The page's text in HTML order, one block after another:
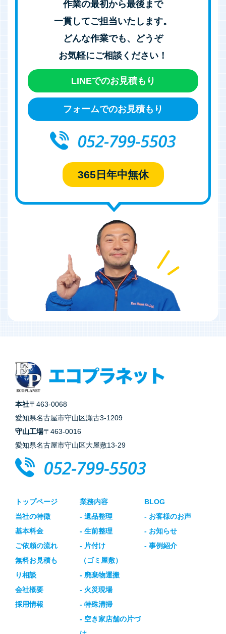
作業の最初から最後まで
一貫してご担当いたします。
どんな作業でも、どうぞ
お気軽にご相談ください！
LINEでのお見積もり
フォームでのお見積もり
365日年中無休
本社〒463-0068
愛知県名古屋市守山区瀬古3-1209
守山工場〒463-0016
愛知県名古屋市守山区大屋敷13-29
トップページ
当社の特徴
基本料金
ご依頼の流れ
無料お見積も
り相談
会社概要
採用情報
業務内容
- 遺品整理
- 生前整理
- 片付け
（ゴミ屋敷）
- 廃棄物運搬
- 火災現場
- 特殊清掃
- 空き家店舗の片づ
BLOG
- お客様のお声
- お知らせ
- 事例紹介